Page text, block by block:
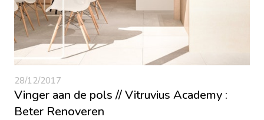
28/12/2017
Vinger aan de pols // Vitruvius Academy :
Beter Renoveren